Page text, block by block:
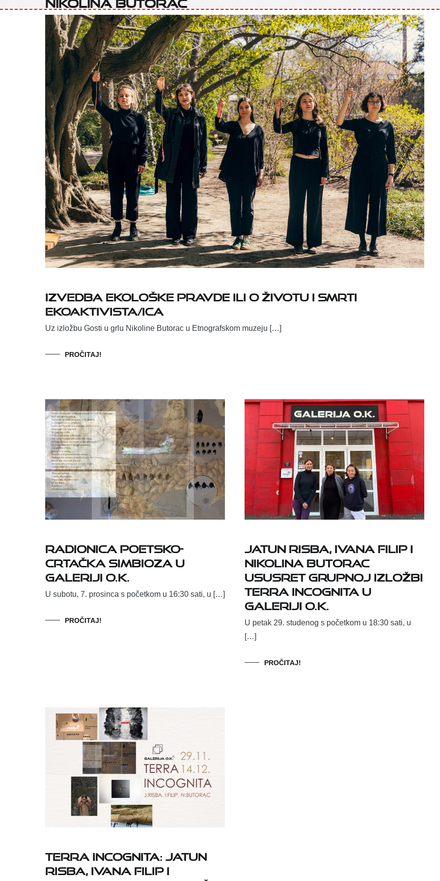
Izvedba ekološke pravde ili o životu i smrti
ekoaktivista/ica
Uz izložbu Gosti u grlu Nikoline Butorac u Etnografskom muzeju […]
PROČITAJ!
Radionica Poetsko-
crtačka simbioza u
Galeriji O.K.
U subotu, 7. prosinca s početkom u 16:30 sati, u […]
PROČITAJ!
Jatun Risba, Ivana Filip i
Nikolina Butorac
ususret grupnoj izložbi
Terra incognita u
Galeriji O.K.
U petak 29. studenog s početkom u 18:30 sati, u
[…]
PROČITAJ!
Terra incognita: Jatun
Risba, Ivana Filip i